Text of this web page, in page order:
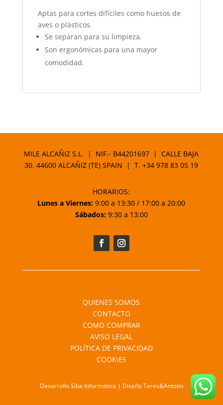
Aptas para cortes difíciles como huesos de
aves o plásticos.
Se separan para su limpieza.
Son ergonómicas para una mayor
comodidad.
MILE ALCAÑIZ S.L. | NIF.- B44201697 | CALLE BAJA
30. 44600 ALCAÑIZ (TE) SPAIN | T.+34 978 83 05 19
HORARIOS:
Lunes a Viernes: 9:00 a 13:30 / 17:00 a 20:00
Sábados:9:30 a 13:00
QUIENES SOMOS
CONTACTO
COMO COMPRAR
AVISO LEGAL
POLÍTICA DE PRIVACIDAD
COOKIES
Desarrollo Siba Informática | Diseño Teres&Antolin